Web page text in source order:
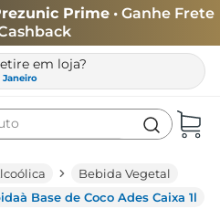
Prime • Ganhe Frete
em loja?
Janeiro
Bebida Vegetal
Base de Coco Ades Caixa 1l